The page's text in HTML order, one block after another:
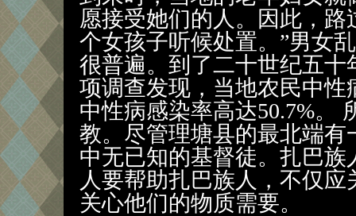
愿接受她们的人。因此，路
个女孩子听候处置。”男女
很普遍。到了二十世纪五
项调查发现，当地农民中性
中性病感染率高达50.7%。
教。尽管理塘县的最北端
中无已知的基督徒。扎巴
人要帮助扎巴族人，不仅
关心他们的物质需要。